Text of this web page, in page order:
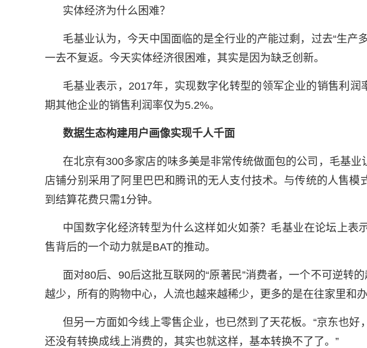
实体经济为什么困难？
毛基业认为，今天中国面临的是全行业的产能过剩，过去“生产
一去不复返。今天实体经济很困难，其实是因为缺乏创新。
毛基业表示，2017年，实现数字化转型的领军企业的销售利润
期其他企业的销售利润率仅为5.2%。
数据生态构建用户画像实现千人千面
在北京有300多家店的味多美是非常传统做面包的公司，毛基
店铺分别采用了阿里巴巴和腾讯的无人支付技术。与传统的人售
到结算花费只需1分钟。
中国数字化经济转型为什么这样如火如荼？毛基业在论坛上表
售背后的一个动力就是BAT的推动。
面对80后、90后这批互联网的“原著民”消费者，一个不可逆转
越少，所有的购物中心，人流也越来越稀少，更多的是在往家里和办
但另一方面如今线上零售企业，也已然到了天花板。“京东也好
还没有转换成线上消费的，其实也就这样，基本转换不了了。”